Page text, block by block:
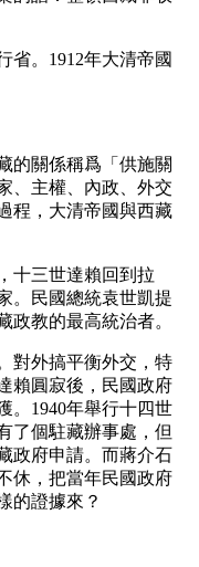
。1912年大清帝國
的關係稱爲「供施關
、主權、內政、外交
程，大清帝國與西藏
十三世達賴回到拉
。民國總統袁世凱提
教的最高統治者。
對外搞平衡外交，特
賴圓寂後，民國政府
。1940年舉行十四世
了個駐藏辦事處，但
政府申請。而蔣介石
休，把當年民國政府
的證據來？